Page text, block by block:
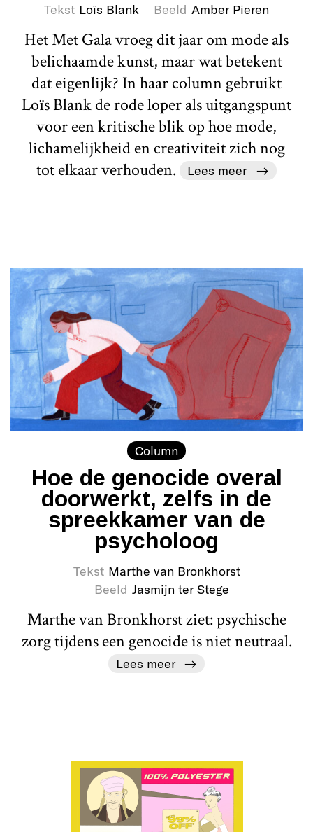
Tekst Loïs Blank Beeld Amber Pieren
Het Met Gala vroeg dit jaar om mode als
belichaamde kunst, maar wat betekent
dat eigenlijk? In haar column gebruikt
Loïs Blank de rode loper als uitgangspunt
voor een kritische blik op hoe mode,
lichamelijkheid en creativiteit zich nog
tot elkaar verhouden.
Lees meer
Column
Hoe de genocide overal
doorwerkt, zelfs in de
spreekkamer van de
psycholoog
Tekst Marthe van Bronkhorst
Beeld Jasmijn ter Stege
Marthe van Bronkhorst ziet: psychische
zorg tijdens een genocide is niet neutraal.
Lees meer